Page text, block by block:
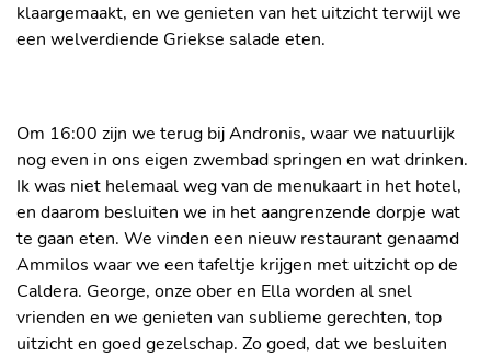
klaargemaakt, en we genieten van het uitzicht terwijl we
een welverdiende Griekse salade eten.
ZWAVELBADEN BIJ HET EILAND
KAMENI
ELLA HEEFT HET BESTE PLEKJE OP
Om 16:00 zijn we terug bij Andronis, waar we natuurlijk
nog even in ons eigen zwembad springen en wat drinken.
Ik was niet helemaal weg van de menukaart in het hotel,
en daarom besluiten we in het aangrenzende dorpje wat
te gaan eten. We vinden een nieuw restaurant genaamd
Ammilos waar we een tafeltje krijgen met uitzicht op de
Caldera. George, onze ober en Ella worden al snel
vrienden en we genieten van sublieme gerechten, top
uitzicht en goed gezelschap. Zo goed, dat we besluiten